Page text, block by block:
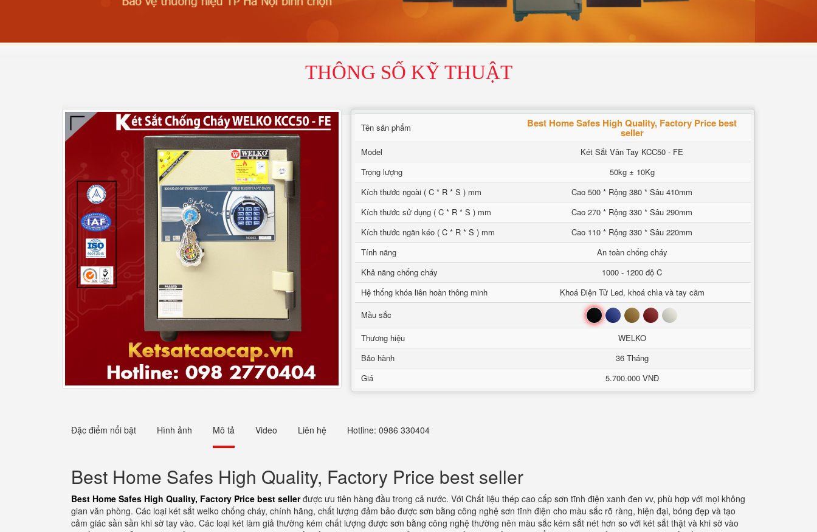
THÔNG SỐ KỸ THUẬT
Tên sản phẩm Best Home Safes High Quality, Factory Price best
seller
Model
Két Sắt Vân Tay KCC50 - FE
Trọng lượng
50kg ± 10Kg
Kích thước ngoài ( C * R * S ) mm
Cao 500 * Rộng 380 * Sâu 410mm
Kích thước sử dụng ( C * R * S ) mm
Cao 270 * Rộng 330 * Sâu 290mm
Kích thước ngăn kéo ( C * R * S ) mm
Cao 110 * Rộng 330 * Sâu 220mm
Tính năng
An toàn chống cháy
Khả năng chống cháy
1000 - 1200 độ C
Hệ thống khóa liên hoàn thông minh
Khoá Điện Tử Led, khoá chìa và tay cầm
Mầu sắc
Đen Xanh Nâu Đỏ Trắng
Thương hiệu
WELKO
Bảo hành
36 Tháng
Giá
5.700.000 VNĐ
Đặc điểm nổi bật Hình ảnh Mô tả Video Liên hệ Hotline: 0986 330404
Best Home Safes High Quality, Factory Price best seller
Best Home Safes High Quality, Factory Price best sellerđược ưu tiên hàng đầu trong cả nước. Với Chất liệu thép cao cấp sơn tĩnh điện xanh đen vv, phù hợp với mọi không
gian văn phòng. Các loại két sắt welko chống cháy, chính hãng, chất lượng đảm bảo được sơn bằng công nghệ sơn tĩnh điện cho màu sắc rõ ràng, hiện đại, bóng đẹp và tạo
cảm giác sần sần khi sờ tay vào. Các loại két làm giả thường kém chất lượng được sơn bằng công nghệ thường nên màu sắc kém sắt nét hơn so với két sắt thật và khi sờ vào